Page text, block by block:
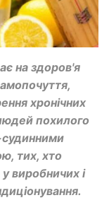
на здоров'я
хронічних
похилого
судинними
тих, хто
виробничих і